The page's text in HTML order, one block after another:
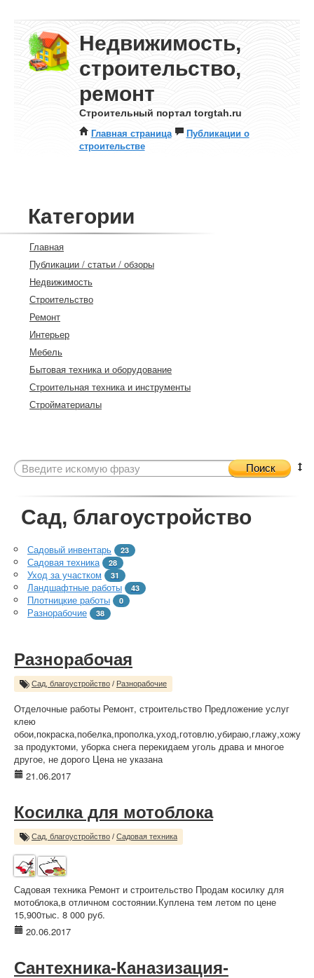
Недвижимость,
строительство,
ремонт
Строительный портал torgtah.ru
Главная страница
Публикации о
строительстве
Категории
Главная
Публикации / статьи / обзоры
Недвижимость
Строительство
Ремонт
Интерьер
Мебель
Бытовая техника и оборудование
Строительная техника и инструменты
Стройматериалы
Поиск
Сад, благоустройство
Садовый инвентарь 23
Садовая техника 28
Уход за участком 31
Ландшафтные работы 43
Плотницкие работы 0
Разнорабочие 38
Разнорабочая
Сад, благоустройство / Разнорабочие
Отделочные работы Ремонт, строительство Предложение услуг
клею
обои,покраска,побелка,прополка,уход,готовлю,убираю,глажу,хожу
за продуктоми, уборка снега перекидаем уголь драва и многое
другое, не дорого Цена не указана
21.06.2017
Косилка для мотоблока
Сад, благоустройство / Садовая техника
Садовая техника Ремонт и строительство Продам косилку для
мотоблока,в отличном состоянии.Куплена тем летом по цене
15,900тыс. 8 000 руб.
20.06.2017
Сантехника-Каназизация-